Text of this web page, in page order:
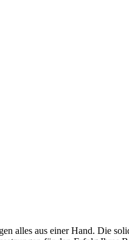
alles aus einer Hand. Die